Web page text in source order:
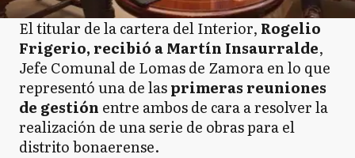
El titular de la cartera del Interior, Rogelio
Frigerio, recibió a Martín Insaurralde,
Jefe Comunal de Lomas de Zamora en lo que
representó una de lasprimeras reuniones
de gestión entre ambos de cara a resolver la
realización de una serie de obras para el
distrito bonaerense.